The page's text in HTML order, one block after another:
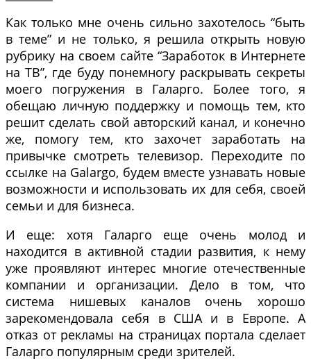
Как только мне очень сильно захотелось “быть
в теме” и не только, я решила открыть новую
рубрику на своем сайте “Заработок в Интернете
на ТВ”, где буду понемногу раскрывать секреты
моего погружения в Галарго. Более того, я
обещаю личную поддержку и помощь тем, кто
решит сделать свой авторский канал, и конечно
же, помогу тем, кто захочет заработать на
привычке смотреть телевизор. Переходите по
ссылке на Galargo, будем вместе узнавать новые
возможности и использовать их для себя, своей
семьи и для бизнеса.
И еще: хотя Галарго еще очень молод и
находится в активной стадии развития, к нему
уже проявляют интерес многие отечественные
компании и организации. Дело в том, что
система нишевых каналов очень хорошо
зарекомендовала себя в США и в Европе. А
отказ от рекламы на страницах портала сделает
Галарго популярным среди зрителей.